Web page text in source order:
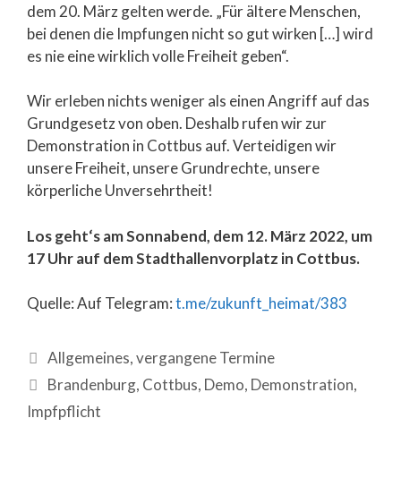
dem 20. März gelten werde. „Für ältere Menschen,
bei denen die Impfungen nicht so gut wirken […] wird
es nie eine wirklich volle Freiheit geben“.
Wir erleben nichts weniger als einen Angriff auf das
Grundgesetz von oben. Deshalb rufen wir zur
Demonstration in Cottbus auf. Verteidigen wir
unsere Freiheit, unsere Grundrechte, unsere
körperliche Unversehrtheit!
Los geht‘s am Sonnabend, dem 12. März 2022, um
17 Uhr auf dem Stadthallenvorplatz in Cottbus.
Quelle: Auf Telegram:t.me/zukunft_heimat/383
Allgemeines,vergangene Termine
Brandenburg, Cottbus, Demo, Demonstration,
Impfpflicht